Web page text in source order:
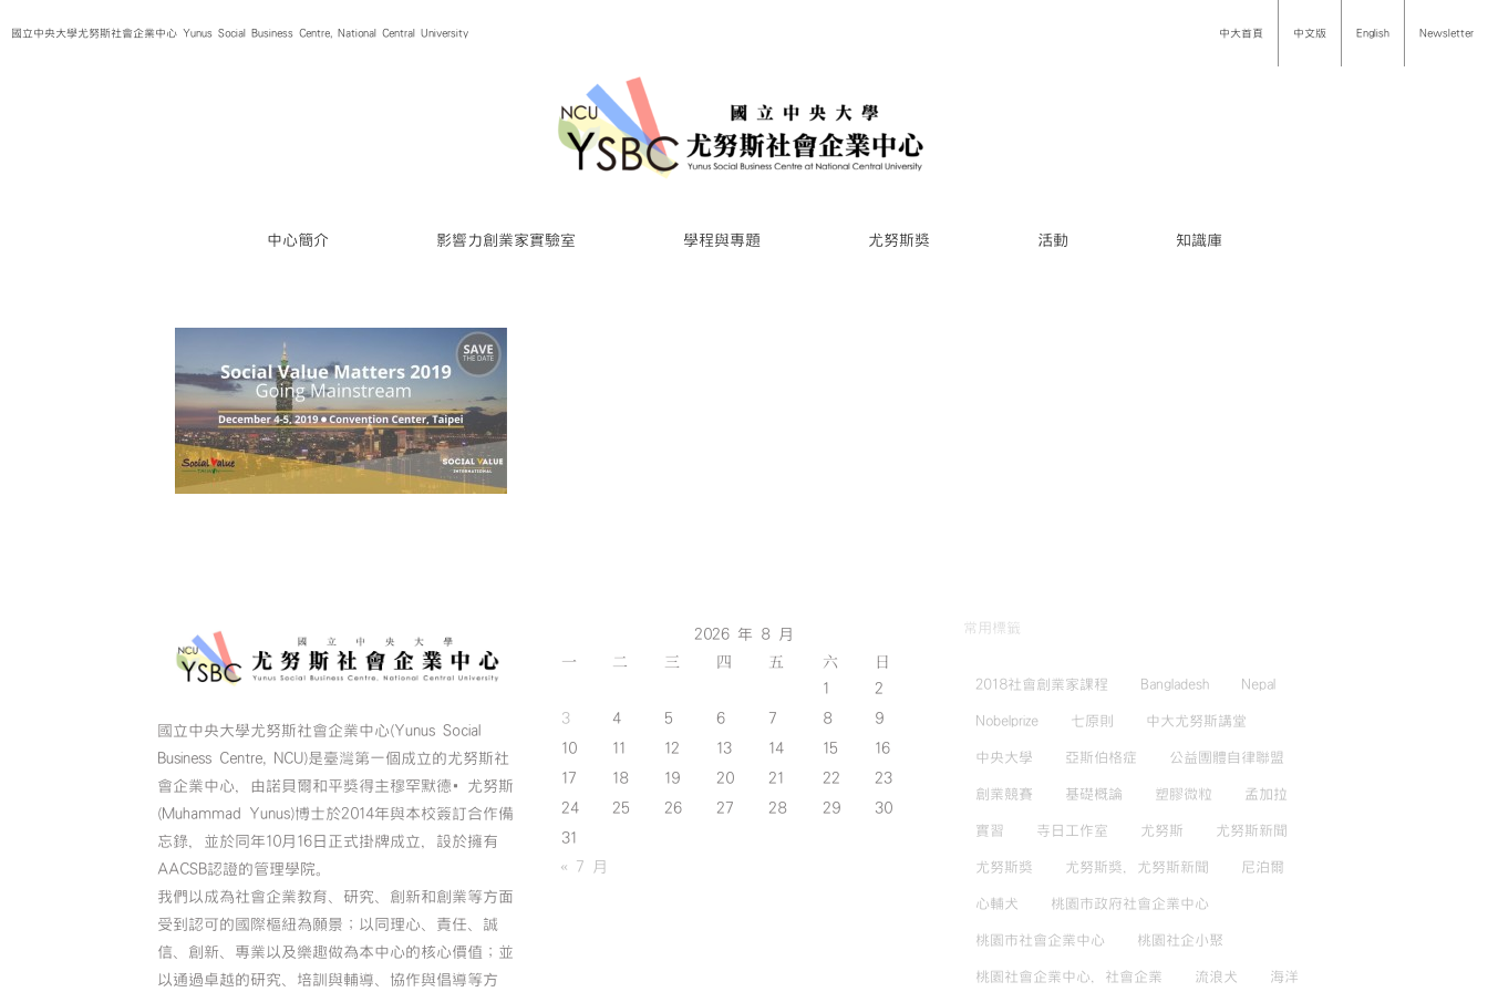
to國立中央大學尤努斯社會企業中心 Yunus Social Business Centre, National Central University 中大首頁 中文版 English Newsletter
中心簡介 影響力創業家實驗室 學程與專題 尤努斯獎 活動 知識庫
國立中央大學尤努斯社會企業中心(Yunus Social
Business Centre, NCU)是臺灣第一個成立的尤努斯社
會企業中心，由諾貝爾和平獎得主穆罕默德•尤努斯
(Muhammad Yunus)博士於2014年與本校簽訂合作備
忘錄，並於同年10月16日正式掛牌成立，設於擁有
AACSB認證的管理學院。
我們以成為社會企業教育、研究、創新和創業等方面
受到認可的國際樞紐為願景；以同理心、責任、誠
信、創新、專業以及樂趣做為本中心的核心價值；並
以通過卓越的研究、培訓與輔導、協作與倡導等方
2026 年 8 月
一 二 三 四 五 六 日
1
2
3
4 5 6 7 8
9
10
11 12 13 14 15
16
17
18 19 20 21 22
23
24
25 26 27 28 29
30
31
« 7 月
常用標籤
2018社會創業家課程 Bangladesh Nepal
Nobelprize 七原則 中大尤努斯講堂
中央大學 亞斯伯格症 公益團體自律聯盟
創業競賽 基礎概論 塑膠微粒 孟加拉
實習 寺日工作室 尤努斯 尤努斯新聞
尤努斯獎 尤努斯獎，尤努斯新聞 尼泊爾
心輔犬 桃園市政府社會企業中心
桃園市社會企業中心 桃園社企小聚
桃園社會企業中心，社會企業 流浪犬 海洋